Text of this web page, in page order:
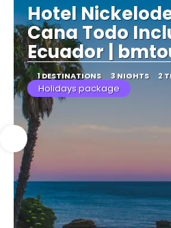
Hotel
Cana Todo
Ecuador |
1 DESTINATIONS 3 NIGHTS 2
Holidays package